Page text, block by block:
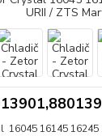
16145 16245